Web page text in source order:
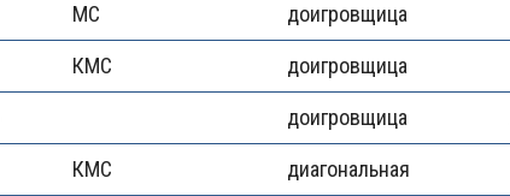
МС доигровщица
КМС доигровщица
доигровщица
КМС диагональная